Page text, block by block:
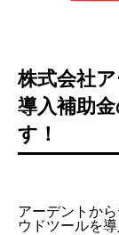
株式会社
導入補助
す！
アーデントか
ウドツールを